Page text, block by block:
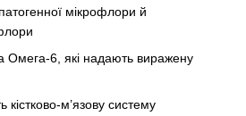
мікрофлори й
Омега-6, які надають виражену
м’язову систему